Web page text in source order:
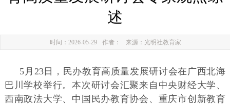
述
时间：2026-05-29 作者： 来源：光明社教育家
5月23日，民办教育高质量发展研讨会在广西北海
巴川学校举行。本次研讨会汇聚来自中央财经大学、
西南政法大学、中国民办教育协会、重庆市创新教育